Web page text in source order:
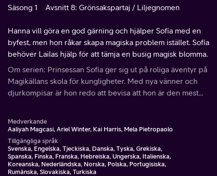
Säsong 1 Avsnitt 8: Grönsakspartaj / Liljegnomen
Hanna vill göra en god gärning och hjälper Sofia med en
byfest, men hon råkar skapa magiska problem istället. Sofia
behöver Lailas hjälp för att tämja en busig magisk blomma.
Om serien: Prinsessan Sofia ger sig ut på roliga äventyr på
Magikällans skola för kungligheter. Med nya vänner och
djurkompisar är hon redo att bevisa att hon är den mest
Medverkande
Aaliyah Magcasi, Ariel Winter, Kai Harris, Mela Pietropaolo
Tillgängliga språk
Svenska, Engelska, Tjeckiska, Danska, Tyska, Grekiska,
Spanska, Finska, Franska, Hebreiska, Ungerska, Italienska,
Koreanska, Nederländska, Norska, Polska, Portugisiska,
Rumänska, Slovakiska, Turkiska